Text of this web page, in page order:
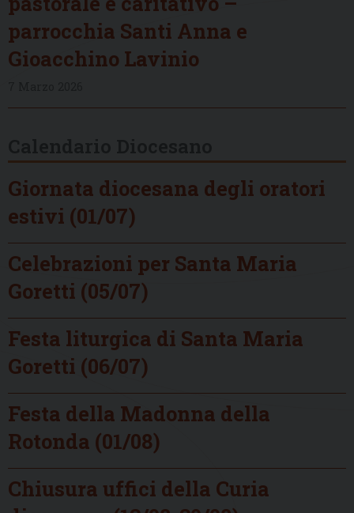
parrocchia Santi Anna e
Gioacchino Lavinio
Giornata diocesana degli oratori
estivi (01/07)
Celebrazioni per Santa Maria
Goretti (05/07)
Festa liturgica di Santa Maria
Goretti (06/07)
Festa della Madonna della
Rotonda (01/08)
Chiusura uffici della Curia